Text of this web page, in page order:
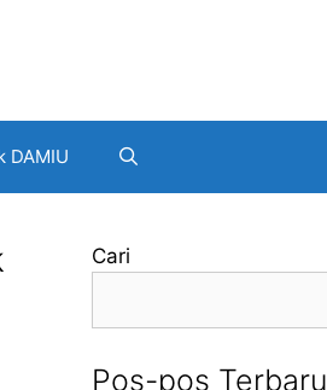
DAMIU
Cari
Pos-pos Terbaru